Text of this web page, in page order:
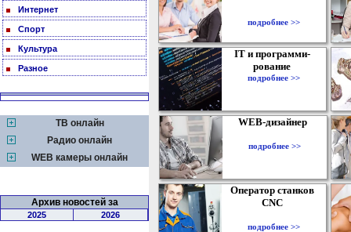
Интернет
Спорт
Культура
Разное
ТВ онлайн
Радио онлайн
WEB камеры онлайн
Архив новостей за
2025 2026
подробнее >>
IT и программи-
рование
подробнее >>
WEB-дизайнер
подробнее >>
Оператор станков
CNC
подробнее >>